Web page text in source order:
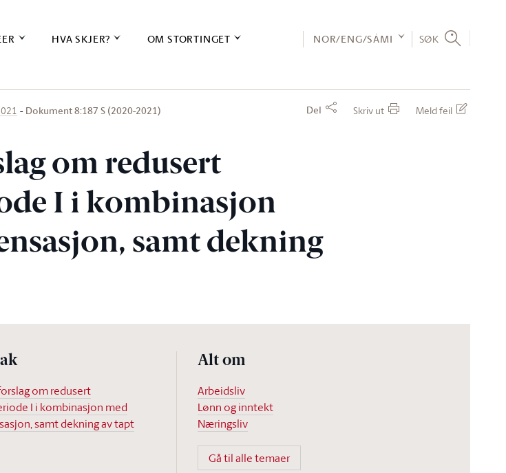
HVA SKJER? OM STORTINGET NOR/ENG/SÁMI SØK
Dokument 8:187 S (2020-2021) Del Skriv ut Meld feil
om redusert
I i kombinasjon
samt dekning
om redusert
I i kombinasjon med
samt dekning av tapt
Alt om
Arbeidsliv
Lønn og inntekt
Næringsliv
Gå til alle temaer